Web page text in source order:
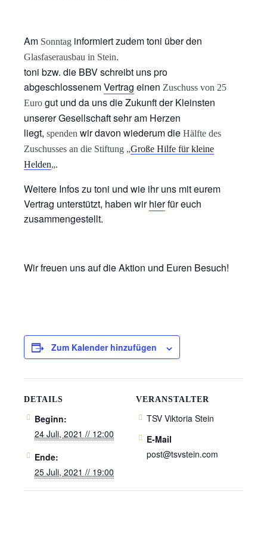
Am Sonntag informiert zudem toni über den
Glasfaserausbau in Stein.
toni bzw. die BBV schreibt uns pro
abgeschlossenemVertrag einen Zuschuss von 25
Euro gut und da uns die Zukunft der Kleinsten
unserer Gesellschaft sehr am Herzen
liegt, spenden wir davon wiederum die Hälfte des
Zuschusses an die Stiftung „Große Hilfe für kleine
Helden„.
Weitere Infos zu toni und wie ihr uns mit eurem
Vertrag unterstützt, haben wirhierfür euch
zusammengestellt.
Wir freuen uns auf die Aktion und Euren Besuch!
Zum Kalender hinzufügen
DETAILS
Beginn:
24 Juli, 2021 // 12:00
Ende:
25 Juli, 2021 // 19:00
VERANSTALTER
TSV Viktoria Stein
E-Mail
post@tsvstein.com